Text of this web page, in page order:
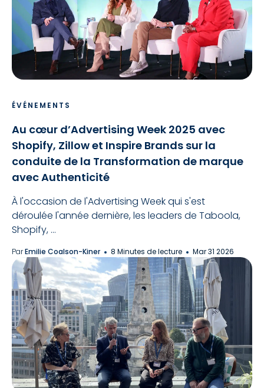
ÉVÉNEMENTS
Au cœur d’Advertising Week 2025 avec
Shopify, Zillow et Inspire Brands sur la
conduite de la Transformation de marque
avec Authenticité
À l'occasion de l'Advertising Week qui s'est
déroulée l'année dernière, les leaders de Taboola,
Shopify, ...
ParEmilie Coalson-Kiner 8 Minutes de lecture Mar 31 2026